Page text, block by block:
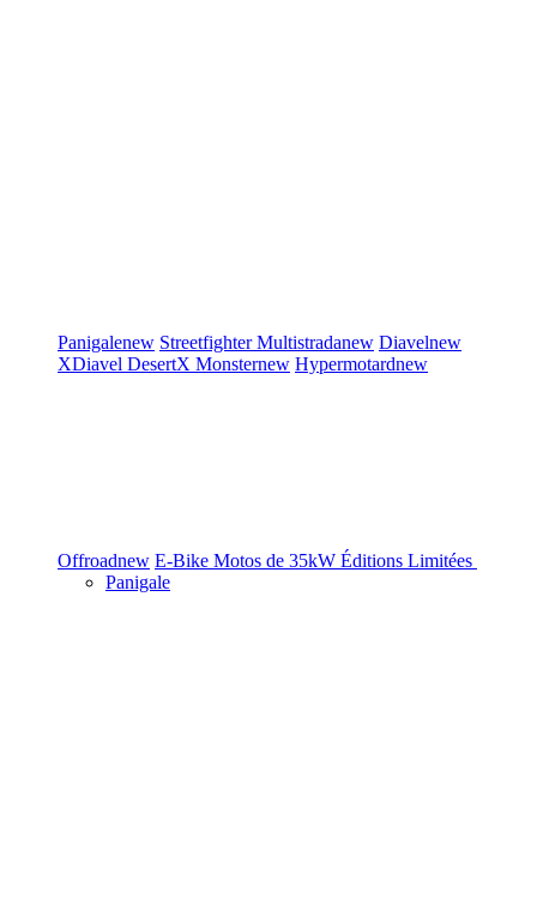
Panigalenew StreetfighterMultistradanew Diavelnew
XDiavel DesertX Monsternew Hypermotardnew
Offroadnew E-Bike Motos de 35kW Éditions Limitées
Panigale